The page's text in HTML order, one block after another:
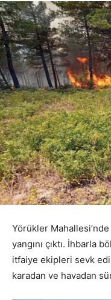
Yörükler
yangını çıktı. İhbarla
itfaiye ekipleri sevk
karadan ve havadan